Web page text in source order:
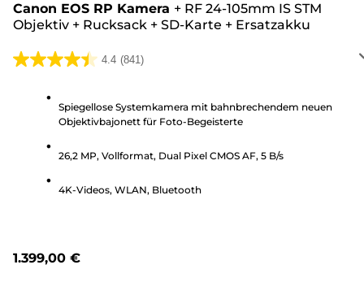
Canon EOS RP Kamera + RF 24-105mm IS STM
Objektiv + Rucksack + SD-Karte + Ersatzakku
4.4 (841)
4.4
Sternen.
Bewertungen
Spiegellose Systemkamera mit bahnbrechendem neuen
Objektivbajonett für Foto-Begeisterte
26,2 MP, Vollformat, Dual Pixel CMOS AF, 5 B/s
4K-Videos, WLAN, Bluetooth
1.399,00 €